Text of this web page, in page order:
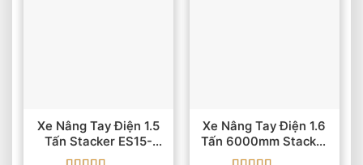
Xe Nâng Tay Điện 1.5
Tấn Stacker ES15-
15ES 24V/125Ah
Xe Nâng Tay Điện 1.6
Tấn 6000mm Stacker
WSA161 EP